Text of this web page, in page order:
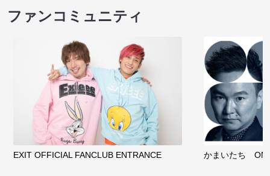
ファンコミュニティ
EXIT OFFICIAL FANCLUB ENTRANCE かまいたち